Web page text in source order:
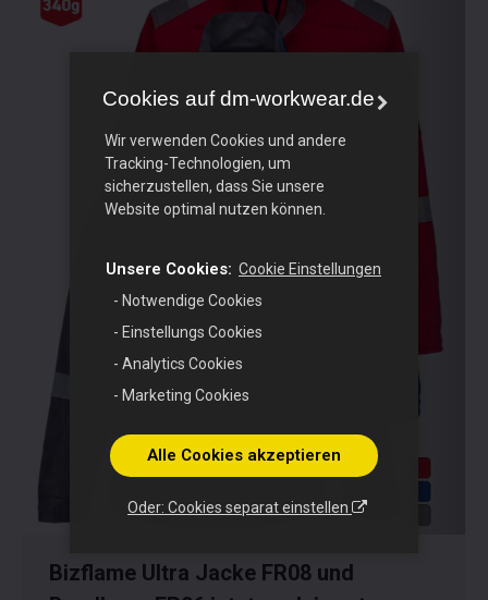
Bizflame Ultra Jacke FR08 und
Cookies auf dm-workwear.de
Wir verwenden Cookies und andere
Tracking-Technologien, um
sicherzustellen, dass Sie unsere
Website optimal nutzen können.
Alle Cookies akzeptieren
Oder: Cookies separat einstellen
Cookie Einstellungen
- Notwendige Cookies
Unsere Cookies:
- Einstellungs Cookies
- Analytics Cookies
- Marketing Cookies